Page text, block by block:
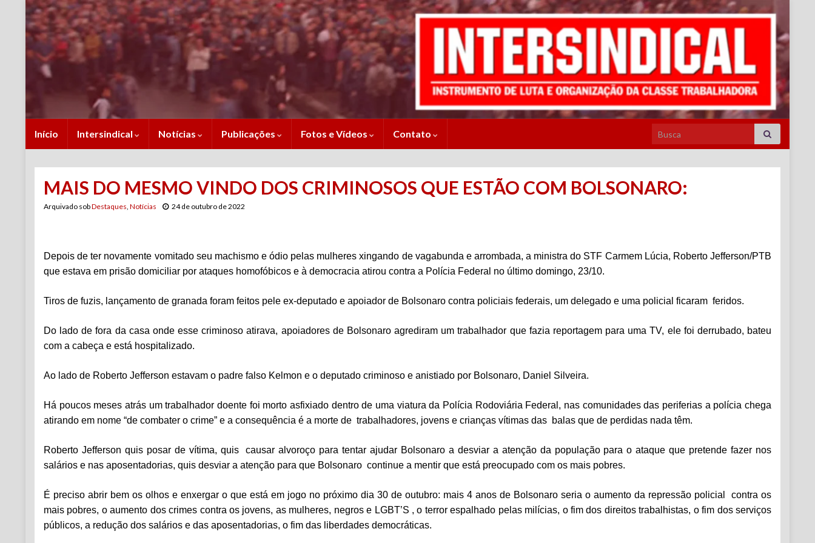
Início Intersindical Notícias Publicações Fotos e Vídeos Contato Search for:
MAIS DO MESMO VINDO DOS CRIMINOSOS QUE ESTÃO COM BOLSONARO:
Arquivado sobDestaques, Notícias 24 de outubro de 2022
Depois de ter novamente vomitado seu machismo e ódio pelas mulheres xingando de vagabunda e arrombada, a ministra do STF Carmem Lúcia, Roberto Jefferson/PTB
que estava em prisão domiciliar por ataques homofóbicos e à democracia atirou contra a Polícia Federal no último domingo, 23/10.
Tiros de fuzis, lançamento de granada foram feitos pele ex-deputado e apoiador de Bolsonaro contra policiais federais, um delegado e uma policial ficaram feridos.
Do lado de fora da casa onde esse criminoso atirava, apoiadores de Bolsonaro agrediram um trabalhador que fazia reportagem para uma TV, ele foi derrubado, bateu
com a cabeça e está hospitalizado.
Ao lado de Roberto Jefferson estavam o padre falso Kelmon e o deputado criminoso e anistiado por Bolsonaro, Daniel Silveira.
Há poucos meses atrás um trabalhador doente foi morto asfixiado dentro de uma viatura da Polícia Rodoviária Federal, nas comunidades das periferias a polícia chega
atirando em nome “de combater o crime” e a consequência é a morte de trabalhadores, jovens e crianças vítimas das balas que de perdidas nada têm.
Roberto Jefferson quis posar de vítima, quis causar alvoroço para tentar ajudar Bolsonaro a desviar a atenção da população para o ataque que pretende fazer nos
salários e nas aposentadorias, quis desviar a atenção para que Bolsonaro continue a mentir que está preocupado com os mais pobres.
É preciso abrir bem os olhos e enxergar o que está em jogo no próximo dia 30 de outubro: mais 4 anos de Bolsonaro seria o aumento da repressão policial contra os
mais pobres, o aumento dos crimes contra os jovens, as mulheres, negros e LGBT’S , o terror espalhado pelas milícias, o fim dos direitos trabalhistas, o fim dos serviços
públicos, a redução dos salários e das aposentadorias, o fim das liberdades democráticas.